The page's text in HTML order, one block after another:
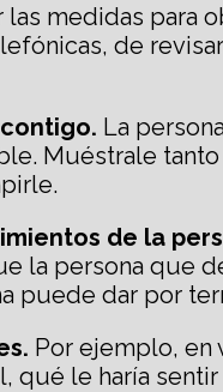
las medidas para
de
La
Muéstrale
de la
la persona que
puede dar por
Por ejemplo, en
qué le haría